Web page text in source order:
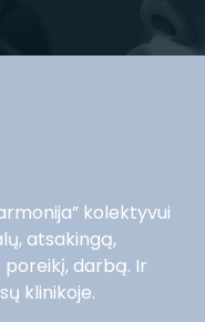
kolektyvui
atsakingą,
darbą. Ir
klinikoje.